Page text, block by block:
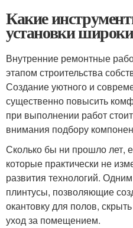
Какие
установки
Внутренние ремонтные
этапом строительства
Создание уютного и
существенно повысить
при выполнении работ
внимания подбору
Сколько бы ни прошло лет,
которые практически не
развития технологий.
плинтусы, позволяющие
окантовку для полов,
уход за помещением.